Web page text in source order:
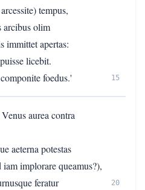
tempus,
arcibus olim
immittet apertas:
licebit.
foedus.'
15
aurea contra
aeterna potestas
implorare queamus?),
feratur
20